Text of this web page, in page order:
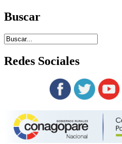
Buscar
Redes Sociales